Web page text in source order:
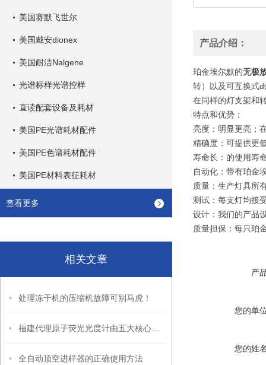
美国赛默飞世尔
美国戴安dionex
美国耐洁Nalgene
光谱标样光谱控样
直读配套设备及耗材
美国PE光谱耗材配件
美国PE色谱耗材配件
美国PE材料表征耗材
查看更多
相关文章
处理冻干机的压缩机故障可别马虎！
全自动顶空进样器的正确使用方法
产品介绍：
珀金埃尔默的无极
转）以及可互换式
在同样的灯支架和
特点和优势：
亮度：明显更亮；
精确度：可提供更
寿命长：的使用寿
自动化：带有珀金
质量：生产灯具所
测试：每支灯均接
设计：我们的产品
质量担保：每只珀
产
您的单
您的姓